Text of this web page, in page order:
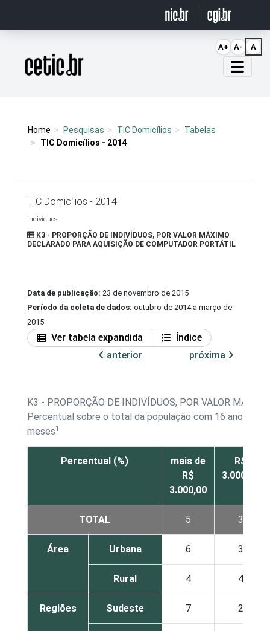
Página inicial
Home Pesquisas TIC Domicílios
Tabelas
TIC Domicílios - 2014
TIC Domicílios - 2014
Indivíduos
K3 - PROPORÇÃO DE INDIVÍDUOS, POR VALOR MÁXIMO
DECLARADO PARA AQUISIÇÃO DE COMPUTADOR PORTÁTIL
Data de publicação: 23 de novembro de 2015
Período da coleta de dados: outubro de 2014 a março de
2015
Ver tabela expandida
Índice
anterior
próxima
K3 - PROPORÇÃO DE INDIVÍDUOS, POR VALOR
Percentual sobre o total da população com 16 anos ou
meses1
Percentual (%)
mais de
R$
3.000,00
R$
3.000,00
TOTAL 5 3
Área Urbana 6 3
Rural 4 4
Regiões Sudeste 7 2
A+ A- A